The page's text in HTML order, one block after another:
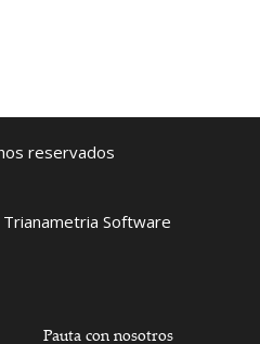
reservados
Software
Pauta con nosotros